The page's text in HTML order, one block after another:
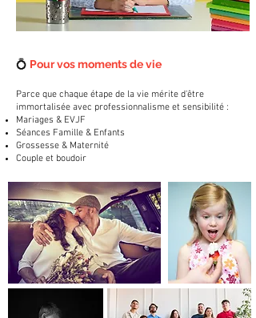
💍 Pour vos moments de vie
Parce que chaque étape de la vie mérite d'être
immortalisée avec professionnalisme et sensibilité :
Mariages & EVJF
Séances Famille & Enfants
Grossesse & Maternité
Couple et boudoir